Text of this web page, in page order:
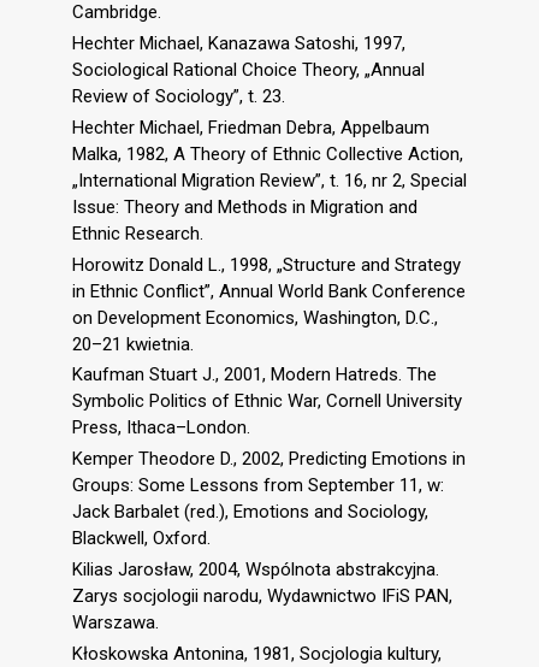
Cambridge.
Hechter Michael, Kanazawa Satoshi, 1997,
Sociological Rational Choice Theory, „Annual
Review of Sociology”, t. 23.
Hechter Michael, Friedman Debra, Appelbaum
Malka, 1982, A Theory of Ethnic Collective Action,
„International Migration Review”, t. 16, nr 2, Special
Issue: Theory and Methods in Migration and
Ethnic Research.
Horowitz Donald L., 1998, „Structure and Strategy
in Ethnic Conflict”, Annual World Bank Conference
on Development Economics, Washington, D.C.,
20–21 kwietnia.
Kaufman Stuart J., 2001, Modern Hatreds. The
Symbolic Politics of Ethnic War, Cornell University
Press, Ithaca–London.
Kemper Theodore D., 2002, Predicting Emotions in
Groups: Some Lessons from September 11, w:
Jack Barbalet (red.), Emotions and Sociology,
Blackwell, Oxford.
Kilias Jarosław, 2004, Wspólnota abstrakcyjna.
Zarys socjologii narodu, Wydawnictwo IFiS PAN,
Warszawa.
Kłoskowska Antonina, 1981, Socjologia kultury,